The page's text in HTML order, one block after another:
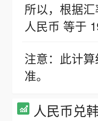
所以，根据
人民币 等于
注意：此计
准。
人民币兑